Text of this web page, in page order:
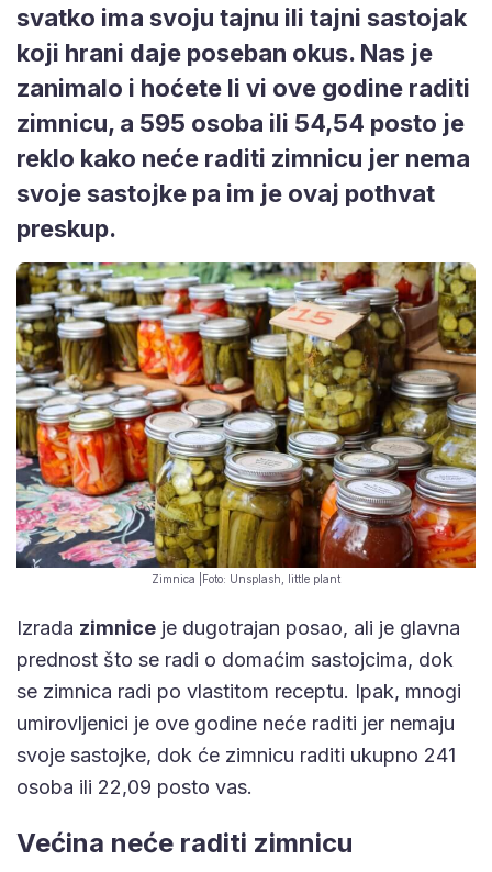
svatko ima svoju tajnu ili tajni sastojak
koji hrani daje poseban okus. Nas je
zanimalo i hoćete li vi ove godine raditi
zimnicu, a 595 osoba ili 54,54 posto je
reklo kako neće raditi zimnicu jer nema
svoje sastojke pa im je ovaj pothvat
preskup.
Zimnica |Foto: Unsplash, little plant
Izrada zimnice je dugotrajan posao, ali je glavna
prednost što se radi o domaćim sastojcima, dok
se zimnica radi po vlastitom receptu. Ipak, mnogi
umirovljenici je ove godine neće raditi jer nemaju
svoje sastojke, dok će zimnicu raditi ukupno 241
osoba ili 22,09 posto vas.
Većina neće raditi zimnicu